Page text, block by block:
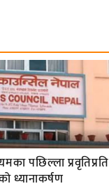
पछिल्ला प्रवृतिप्रति
ध्यानाकर्षण